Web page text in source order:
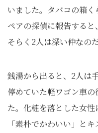
いました。タバコの箱く
ペアの探偵に報告する
そらく2人は深い仲なの
銭湯から出ると、2人は
停めていた軽ワゴン車
た。化粧を落とした女
「素朴でかわいい」とキ